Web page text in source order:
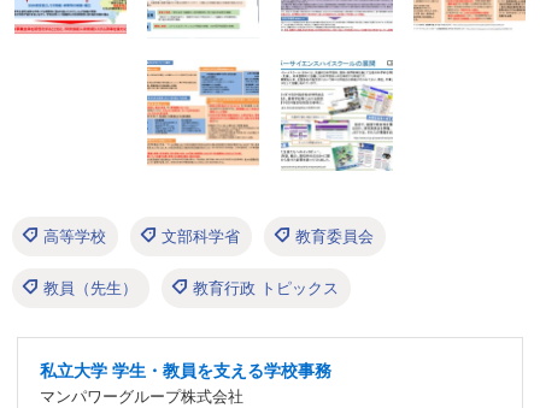
高等学校 文部科学省 教育委員会
教員（先生） 教育行政 トピックス
私立大学 学生・教員を支える学校事務
マンパワーグループ株式会社